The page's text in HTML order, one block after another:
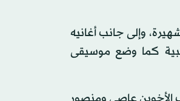
وإلى جانب أغانيه
كما وضع موسيقى